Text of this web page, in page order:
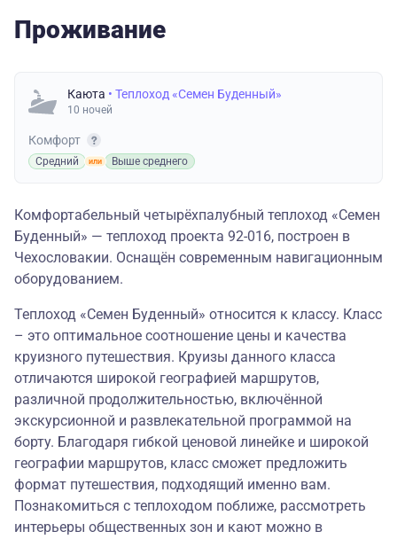
Проживание
Каюта • Теплоход «Семен Буденный»
10 ночей
Комфорт
Средний Выше среднего
Комфортабельный четырёхпалубный теплоход «Семен
Буденный» — теплоход проекта 92-016, построен в
Чехословакии. Оснащён современным навигационным
оборудованием.
Теплоход «Семен Буденный» относится к классу. Класс
– это оптимальное соотношение цены и качества
круизного путешествия. Круизы данного класса
отличаются широкой географией маршрутов,
различной продолжительностью, включённой
экскурсионной и развлекательной программой на
борту. Благодаря гибкой ценовой линейке и широкой
географии маршрутов, класс сможет предложить
формат путешествия, подходящий именно вам.
Познакомиться с теплоходом поближе, рассмотреть
интерьеры общественных зон и кают можно в